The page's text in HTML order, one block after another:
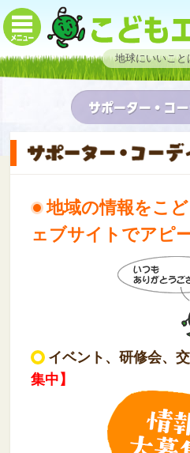
地球にいいこと
地域の情報をこ
ェブサイトでアピ
イベント、研修会、
集中】